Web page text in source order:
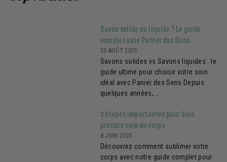
Savon solide ou liquide ? Le guide
complet avec Panier des Sens
20 AOÛT 2025
Savons solides vs Savons liquides : le
guide ultime pour choisir votre soin
idéal avec Panier des Sens Depuis
quelques années,...
3 étapes importantes pour bien
prendre soin du corps
8 JUIN 2025
Découvrez comment sublimer votre
corps avec notre guide complet pour